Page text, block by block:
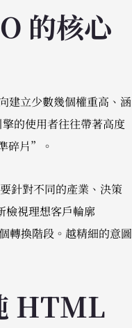
的核心
立少數幾個權重高、涵
的使用者往往帶著高度
碎片”。
針對不同的產業、決策
檢視理想客戶輪廓
轉換階段。越精細的意圖
HTML